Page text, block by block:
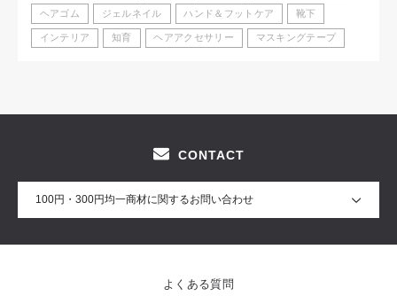
ヘアゴム ジェルネイル ハンド＆フットケア 靴下
インテリア 知育 ヘアアクセサリー マスキングテープ
CONTACT
100円・300円均一商材に関するお問い合わせ
よくある質問